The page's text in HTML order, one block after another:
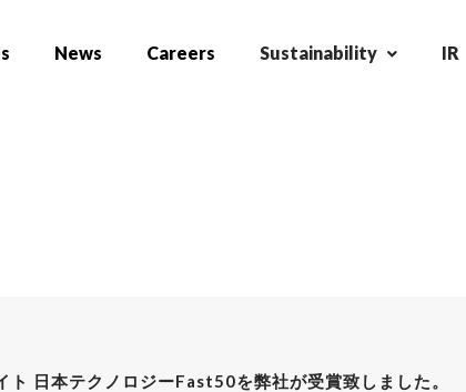
News Careers Sustainability IR
ト 日本テクノロジーFast50を弊社が受賞致しました。